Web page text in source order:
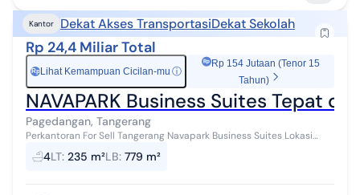
Kantor Dekat Akses TransportasiDekat Sekolah
Rp 24,4 Miliar Total
Rp Lihat Kemampuan Cicilan-mu ⓘ
Rp 154 Jutaan (Tenor 15
Tahun)
NAVAPARK Business Suites Tepat di
Pagedangan, Tangerang
Perkantoran For Sell Tangerang Navapark Business Suites Lokasi
Super Strategis Dalam Kawasan Perkantoran yang berada di PUSAT
titik pertemuan G...
4LT: 235 m²LB: 779 m²